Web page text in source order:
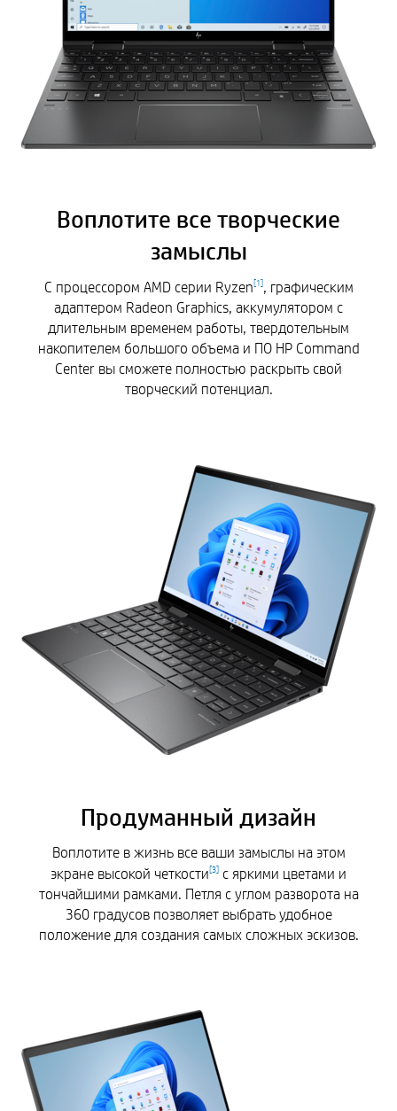
Воплотите все творческие
замыслы
С процессором AMD серии Ryzen[1], графическим
адаптером Radeon Graphics, аккумулятором с
длительным временем работы, твердотельным
накопителем большого объема и ПО HP Command
Center вы сможете полностью раскрыть свой
творческий потенциал.
Продуманный дизайн
Воплотите в жизнь все ваши замыслы на этом
экране высокой четкости[3] с яркими цветами и
тончайшими рамками. Петля с углом разворота на
360 градусов позволяет выбрать удобное
положение для создания самых сложных эскизов.